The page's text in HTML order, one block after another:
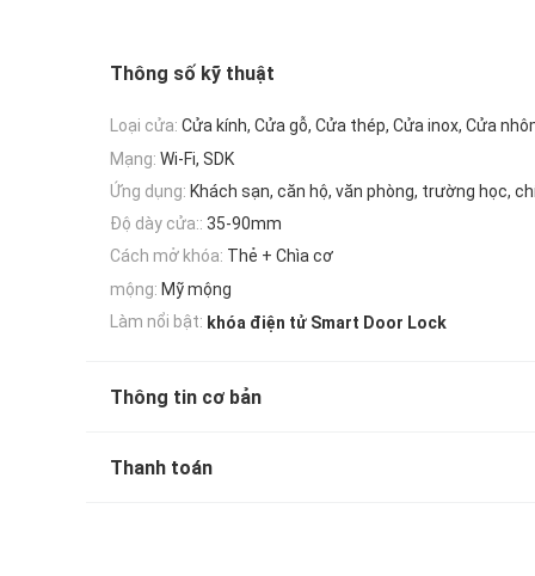
Thông số kỹ thuật
Loại cửa: Cửa kính, Cửa gỗ, Cửa thép, Cửa inox, Cửa
Mạng: Wi-Fi, SDK
Ứng dụng: Khách sạn, căn hộ, văn phòng, trường học,
Độ dày cửa:: 35-90mm
Cách mở khóa: Thẻ + Chìa cơ
mộng: Mỹ mộng
Làm nổi bật: khóa điện tử Smart Door Lock
Thông tin cơ bản
Thanh toán